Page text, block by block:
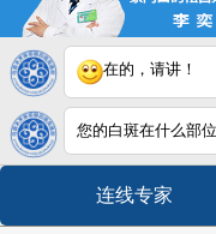
版权所有：
新
注：本网站信息仅
据，服用药物或进
用文章涉及
在的，请讲！
您的白斑在什么部
连线专家